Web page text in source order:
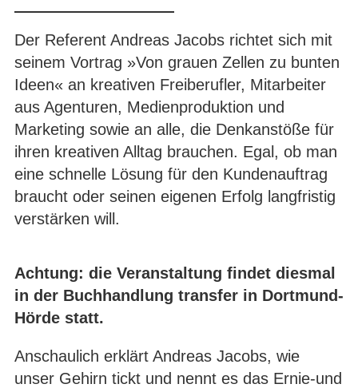
Der Referent Andreas Jacobs richtet sich mit
seinem Vortrag »Von grauen Zellen zu bunten
Ideen« an kreativen Freiberufler, Mitarbeiter
aus Agenturen, Medienproduktion und
Marketing sowie an alle, die Denkanstöße für
ihren kreativen Alltag brauchen. Egal, ob man
eine schnelle Lösung für den Kundenauftrag
braucht oder seinen eigenen Erfolg langfristig
verstärken will.
Achtung: die Veranstaltung findet diesmal
in der Buchhandlung transfer in Dortmund-
Hörde statt.
Anschaulich erklärt Andreas Jacobs, wie
unser Gehirn tickt und nennt es das Ernie-und